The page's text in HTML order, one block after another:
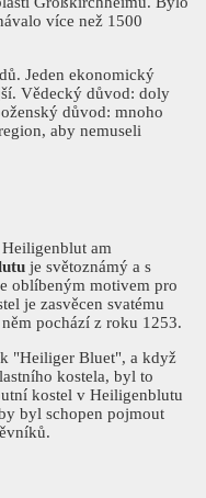
více než 1500
Jeden ekonomický
Vědecký důvod: doly
důvod: mnoho
aby nemuseli
am
je světoznámý a s
oblíbeným motivem pro
je zasvěcen svatému
pochází z roku 1253.
"Heiliger Bluet", a když
kostela, byl to
kostel v Heiligenblutu
byl schopen pojmout